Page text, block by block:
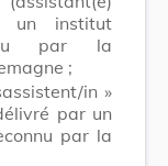
un institut
par la
;
in »
par un
par la